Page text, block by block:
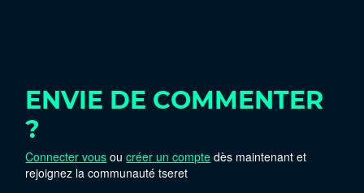
ENVIE DE COMMENTER
?
Connecter vous oucréer un compte dès maintenant et
rejoignez la communauté tseret